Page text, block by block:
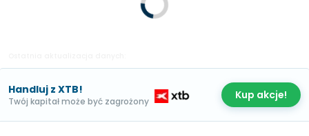
Handluj z XTB!
Twój kapitał może być zagrożony Kup akcje!